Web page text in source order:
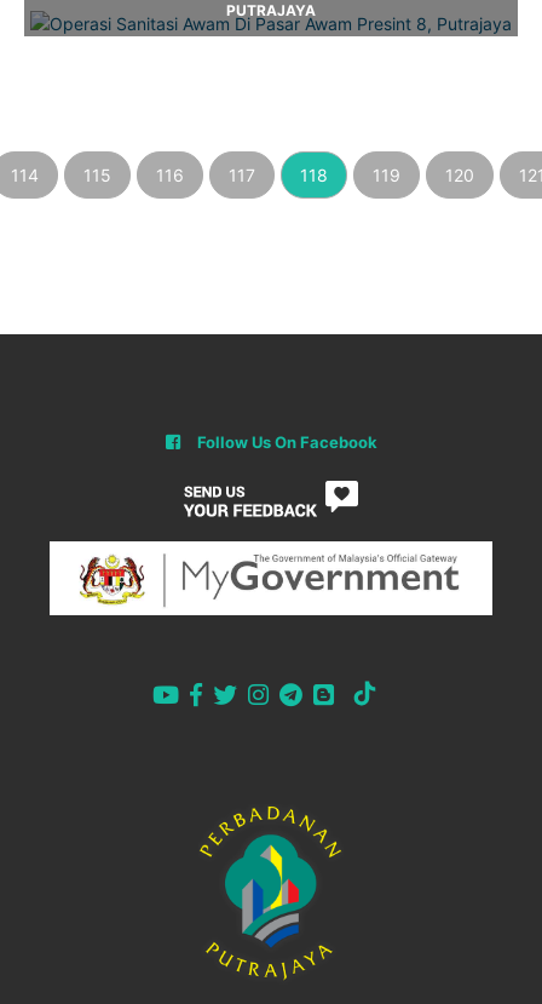
PUTRAJAYA
114 115 116 117 118 119 120
Follow Us On Facebook